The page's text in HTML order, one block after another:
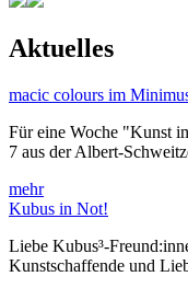
Aktuelles
macic colours im
Für eine Woche "Kunst
7 aus der Albert-
mehr
Kubus in Not!
Liebe Kubus³-
Kunstschaffende und